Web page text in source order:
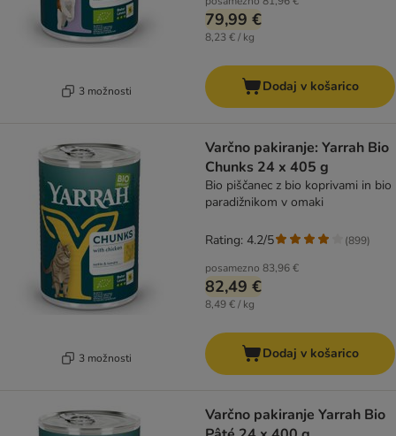
3 možnosti
79,99 €
8,23 € / kg
Dodaj v košarico
3 možnosti
Varčno pakiranje: Yarrah Bio
Chunks 24 x 405 g
Bio piščanec z bio koprivami in bio
paradižnikom v omaki
posamezno 83,96 €
82,49 €
8,49 € / kg
Rating: 4.2/5 (899)
Dodaj v košarico
Varčno pakiranje Yarrah Bio